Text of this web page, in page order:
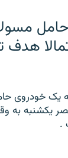
هدف
یک خودروی
عصر یکشنبه
.